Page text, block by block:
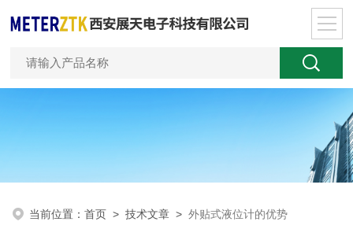
当前位置：首页 >技术文章 >外贴式液位计的优势